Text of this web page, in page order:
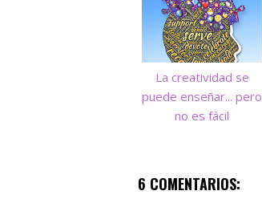
La creatividad se
puede enseñar... pero
no es fácil
6 COMENTARIOS: